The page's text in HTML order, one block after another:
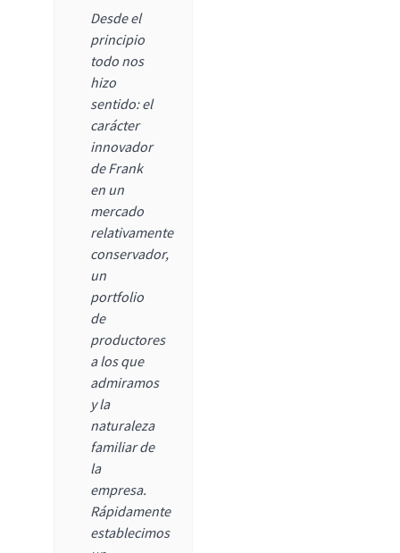
Desde el
principio
todo nos
hizo
sentido: el
carácter
innovador
de Frank
en un
mercado
relativamente
conservador,
un
portfolio
de
productores
a los que
admiramos
y la
naturaleza
familiar de
la
empresa.
Rápidamente
establecimos